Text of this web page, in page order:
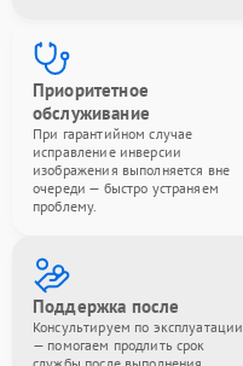
Приоритетное
обслуживание
При гарантийном случае
исправление инверсии
изображения выполняется вне
очереди — быстро устраняем
проблему.
Поддержка после
Консультируем по эксплуатации
— помогаем продлить срок